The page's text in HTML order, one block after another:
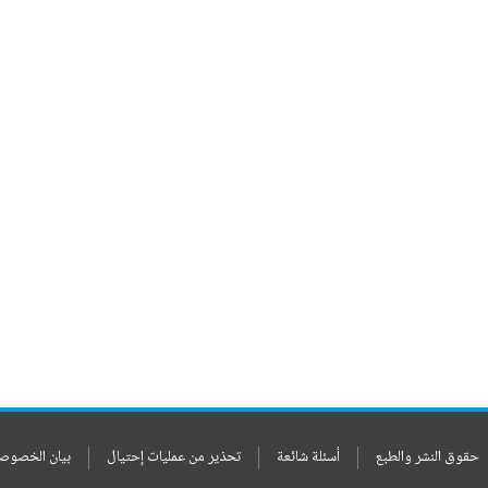
حقوق النشر والطبع أسئلة شائعة تحذير من عمليات إحتيال بيان